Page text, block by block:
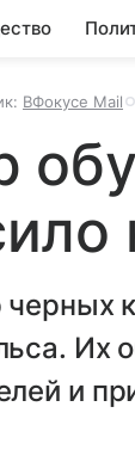
ВФокусе Mail
Их
и